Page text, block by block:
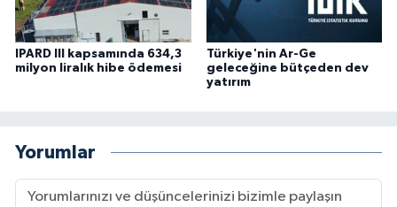
IPARD III kapsamında 634,3
milyon liralık hibe ödemesi
Türkiye'nin Ar-Ge
geleceğine bütçeden dev
yatırım
Yorumlar